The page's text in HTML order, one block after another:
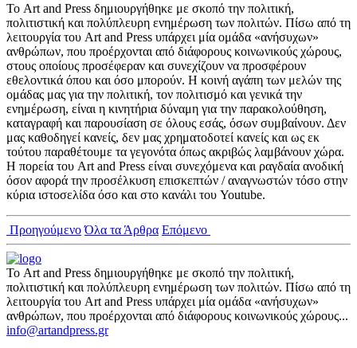
Το Art and Press δημιουργήθηκε με σκοπό την πολιτική,
πολιτιστική και πολύπλευρη ενημέρωση των πολιτών. Πίσω από τη
λειτουργία του Art and Press υπάρχει μία ομάδα «ανήσυχων»
ανθρώπων, που προέρχονται από διάφορους κοινωνικούς χώρους,
στους οποίους προσέφεραν και συνεχίζουν να προσφέρουν
εθελοντικά όπου και όσο μπορούν. Η κοινή αγάπη των μελών της
ομάδας μας για την πολιτική, τον πολιτισμό και γενικά την
ενημέρωση, είναι η κινητήρια δύναμη για την παρακολούθηση,
καταγραφή και παρουσίαση σε όλους εσάς, όσων συμβαίνουν. Δεν
μας καθοδηγεί κανείς, δεν μας χρηματοδοτεί κανείς και ως εκ
τούτου παραθέτουμε τα γεγονότα όπως ακριβώς λαμβάνουν χώρα.
Η πορεία του Art and Press είναι συνεχόμενα και ραγδαία ανοδική
όσον αφορά την προσέλκυση επισκεπτών / αναγνωστών τόσο στην
κύρια ιστοσελίδα όσο και στο κανάλι του Youtube.
Προηγούμενο Όλα τα Άρθρα Επόμενο
Το Art and Press δημιουργήθηκε με σκοπό την πολιτική,
πολιτιστική και πολύπλευρη ενημέρωση των πολιτών. Πίσω από τη
λειτουργία του Art and Press υπάρχει μία ομάδα «ανήσυχων»
ανθρώπων, που προέρχονται από διάφορους κοινωνικούς χώρους...
info@artandpress.gr